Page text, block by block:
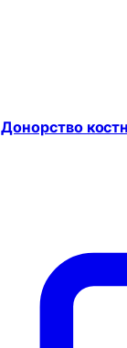
Донорство